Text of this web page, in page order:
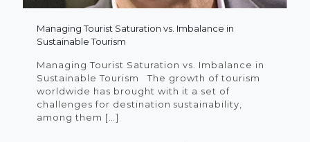
Managing Tourist Saturation vs. Imbalance in
Sustainable Tourism
Managing Tourist Saturation vs. Imbalance in
Sustainable Tourism The growth of tourism
worldwide has brought with it a set of
challenges for destination sustainability,
among them […]